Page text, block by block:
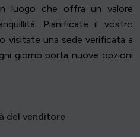
luogo che offra un valore
Pianificate il vostro
visitate una sede verificata a
giorno porta nuove opzioni
del venditore